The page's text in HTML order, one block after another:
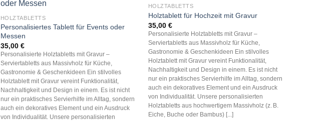
HOLZTABLETTS
Personalisiertes Tablett für Events oder
Messen
35,00 €
Personalisierte Holztabletts mit Gravur –
Serviertabletts aus Massivholz für Küche,
Gastronomie & Geschenkideen Ein stilvolles
Holztablett mit Gravur vereint Funktionalität,
Nachhaltigkeit und Design in einem. Es ist nicht
nur ein praktisches Servierhilfe im Alltag, sondern
auch ein dekoratives Element und ein Ausdruck
von Individualität. Unsere personalisierten
HOLZTABLETTS
Holztablett für Hochzeit mit Gravur
35,00 €
Personalisierte Holztabletts mit Gravur –
Serviertabletts aus Massivholz für Küche,
Gastronomie & Geschenkideen Ein stilvolles
Holztablett mit Gravur vereint Funktionalität,
Nachhaltigkeit und Design in einem. Es ist nicht
nur ein praktisches Servierhilfe im Alltag, sondern
auch ein dekoratives Element und ein Ausdruck
von Individualität. Unsere personalisierten
Holztabletts aus hochwertigem Massivholz (z. B.
Eiche, Buche oder Bambus) [...]